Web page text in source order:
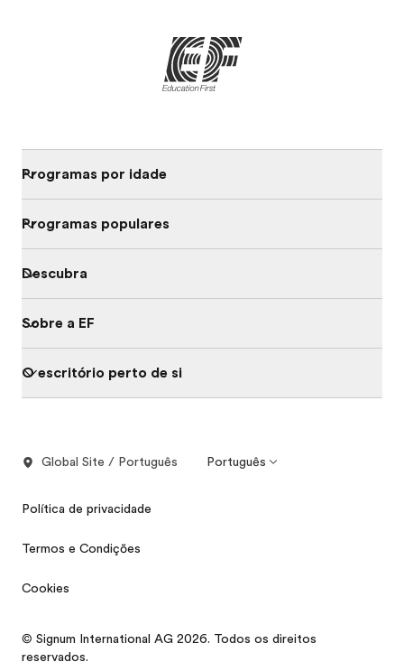
Programas por idade
Programas populares
Descubra
Sobre a EF
O escritório perto de si
Global Site / Português Português
Política de privacidade
Termos e Condições
Cookies
© Signum International AG 2026. Todos os direitos
reservados.